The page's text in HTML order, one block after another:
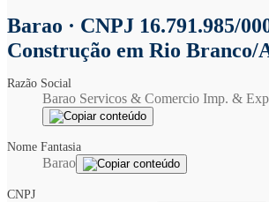
Barao · CNPJ 16.791.985/
Construção em Rio Branco/
Razão Social
Barao Servicos & Comercio Imp. &
Nome Fantasia
Barao
CNPJ